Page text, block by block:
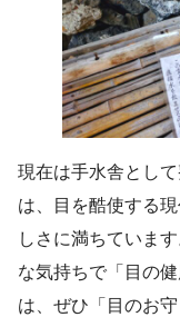
現在は手水舎とし
は、目を酷使する
しさに満ちていま
な気持ちで「目の
は、ぜひ「目のお